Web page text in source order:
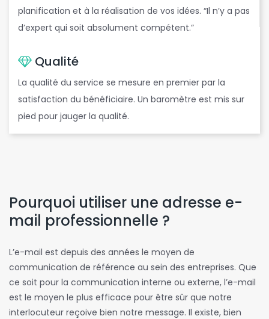
planification et à la réalisation de vos idées. “Il n’y a pas
d’expert qui soit absolument compétent.”
Qualité
La qualité du service se mesure en premier par la
satisfaction du bénéficiaire. Un baromètre est mis sur
pied pour jauger la qualité.
Pourquoi utiliser une adresse e-
mail professionnelle ?
L’e-mail est depuis des années le moyen de
communication de référence au sein des entreprises. Que
ce soit pour la communication interne ou externe, l’e-mail
est le moyen le plus efficace pour être sûr que notre
interlocuteur reçoive bien notre message. Il existe, bien